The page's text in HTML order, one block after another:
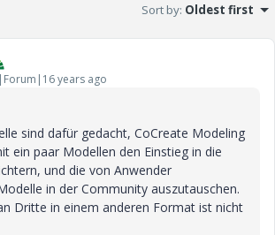
Sort by: Oldest first
years ago
sind dafür gedacht, CoCreate Modeling
ein paar Modellen den Einstieg in die
und die von Anwender
in der Community auszutauschen.
Dritte in einem anderen Format ist nicht